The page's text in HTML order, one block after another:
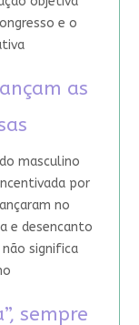
e o
as
masculino
por
no
e desencanto
significa
sempre